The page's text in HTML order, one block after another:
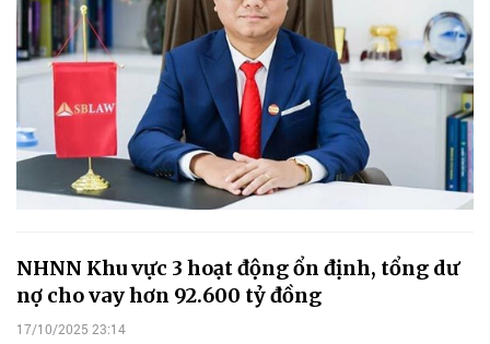
NHNN Khu vực 3 hoạt động ổn định, tổng dư
nợ cho vay hơn 92.600 tỷ đồng
17/10/2025 23:14